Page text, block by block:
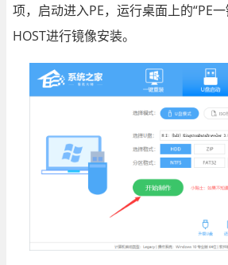
项，启动进入PE，运行桌面上的“PE
HOST进行镜像安装。